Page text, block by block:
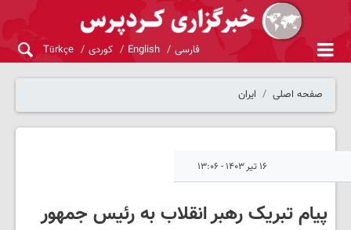
فارسی English کوردی Türkçe
صفحه اصلی ایران
۱۶ تیر ۱۴۰۳ - ۱۳:۰۶
پیام تبریک رهبر انقلاب به رئیس جمهور